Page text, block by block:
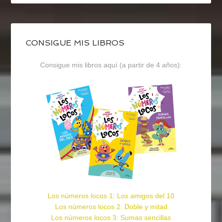
CONSIGUE MIS LIBROS
Consigue mis libros aquí (a partir de 4 años):
Los números locos 1: Los amigos del 10
Los números locos 2: Doble y mitad
Los números locos 3: Sumas sencillas